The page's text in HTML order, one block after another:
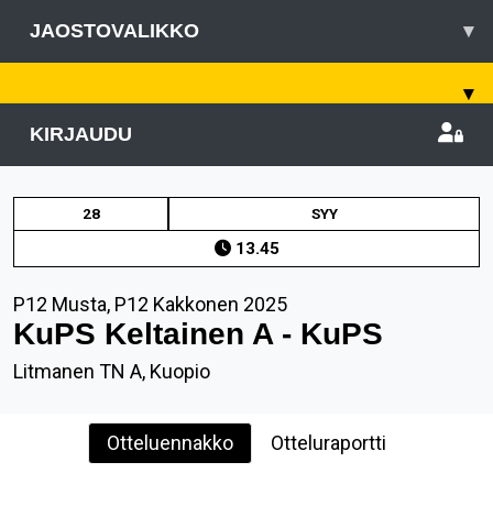
JAOSTOVALIKKO ▾
▾
KIRJAUDU
28 SYY
13.45
P12 Musta, P12 Kakkonen 2025
KuPS Keltainen A - KuPS
Litmanen TN A, Kuopio
Otteluennakko Otteluraportti